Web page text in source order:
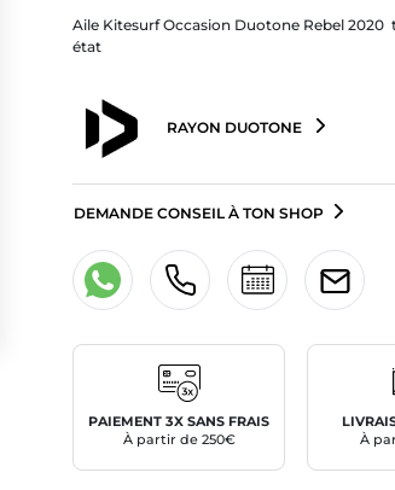
Aile Kitesurf Occasion Duotone Rebel 2020
état
RAYON DUOTONE
DEMANDE CONSEIL À TON SHOP
PAIEMENT 3X SANS FRAIS
À partir de 250€
À